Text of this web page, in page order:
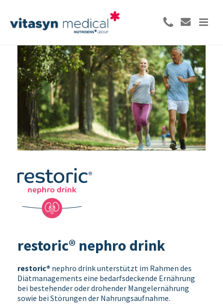
restoric® nephro drink
restoric® nephro drink unterstützt im Rahmen des
Diätmanagements eine bedarfsdeckende Ernährung
bei bestehender oder drohender Mangelernährung
sowie bei Störungen der Nahrungsaufnahme.